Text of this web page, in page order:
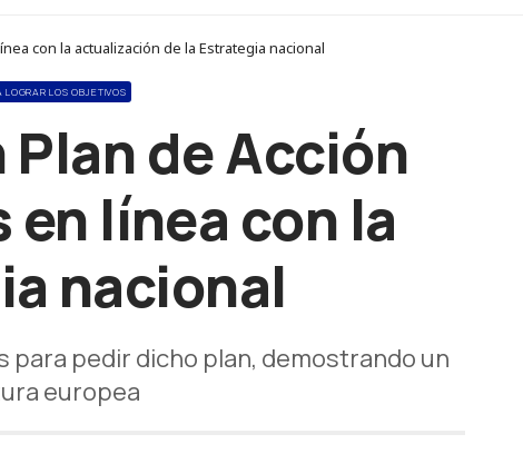
con la actualización de la Estrategia nacional
LOS OBJETIVOS
Plan de Acción
en línea con la
nacional
pedir dicho plan, demostrando un
europea